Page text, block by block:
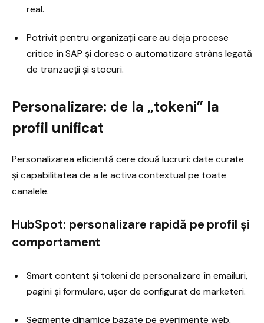
real.
Potrivit pentru organizații care au deja procese
critice în SAP și doresc o automatizare strâns legată
de tranzacții și stocuri.
Personalizare: de la „tokeni” la
profil unificat
Personalizarea eficientă cere două lucruri: date curate
și capabilitatea de a le activa contextual pe toate
canalele.
HubSpot: personalizare rapidă pe profil și
comportament
Smart content și tokeni de personalizare în emailuri,
pagini și formulare, ușor de configurat de marketeri.
Segmente dinamice bazate pe evenimente web,